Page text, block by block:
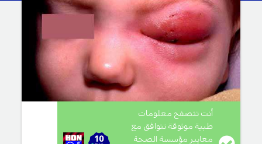
أنت تتصفح معلومات
طبية موثوقة تتوافق مع
معايير مؤسسة الصحة